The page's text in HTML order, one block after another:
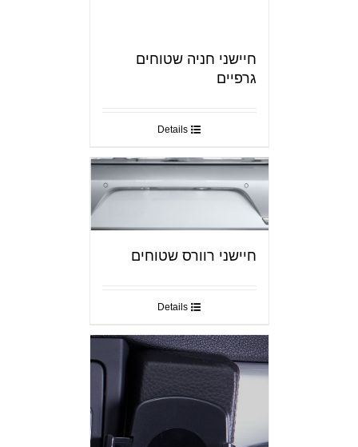
חיישני חניה שטוחים
גרפיים
Details
חיישני רוורס שטוחים
Details